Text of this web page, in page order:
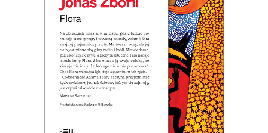
E-BOOK DO KOSZYKA
32.49zł
KSIĄŻKA DO KOSZYKA